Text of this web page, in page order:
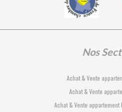
Nos
Achat & Vente
Achat & Vente
Achat & Vente appartement